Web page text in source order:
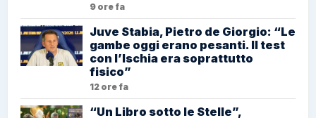
9 ore fa
Juve Stabia, Pietro de Giorgio: “Le
gambe oggi erano pesanti. Il test
con l’Ischia era soprattutto
fisico”
12 ore fa
“Un Libro sotto le Stelle”,